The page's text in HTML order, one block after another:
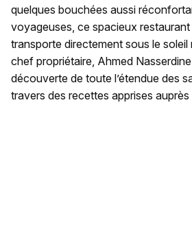
quelques bouchées aussi
voyageuses, ce spacieux
transporte directement sous le soleil
chef propriétaire, Ahmed
découverte de toute l’étendue des
travers des recettes apprises auprès